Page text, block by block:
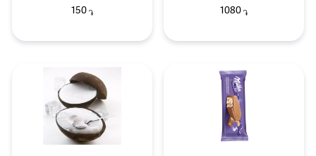
150֏
90գ
1080 ֏